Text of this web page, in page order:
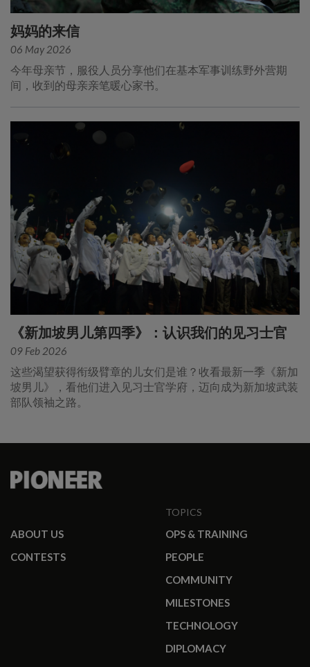
妈妈的来信
06 May 2026
今年母亲节，服役人员分享他们在基本军事训练野外营期
间，收到的母亲亲笔暖心家书。
《新加坡男儿第四季》：认识我们的见习士官
09 Feb 2026
这些渴望获得衔级臂章的儿女们是谁？收看最新一季《新加
坡男儿》，看他们进入见习士官学府，迈向成为新加坡武装
部队领袖之路。
ABOUT US
CONTESTS
TOPICS
OPS & TRAINING
PEOPLE
COMMUNITY
MILESTONES
TECHNOLOGY
DIPLOMACY